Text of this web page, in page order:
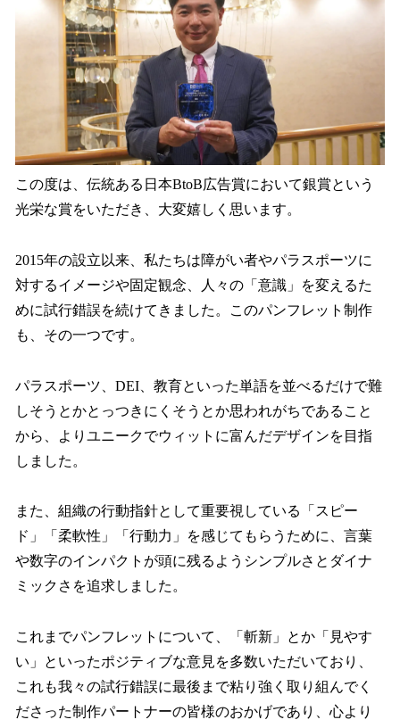
この度は、伝統ある日本BtoB広告賞において銀賞という
光栄な賞をいただき、大変嬉しく思います。
2015年の設立以来、私たちは障がい者やパラスポーツに
対するイメージや固定観念、人々の「意識」を変えるた
めに試行錯誤を続けてきました。このパンフレット制作
も、その一つです。
パラスポーツ、DEI、教育といった単語を並べるだけで難
しそうとかとっつきにくそうとか思われがちであること
から、よりユニークでウィットに富んだデザインを目指
しました。
また、組織の行動指針として重要視している「スピー
ド」「柔軟性」「行動力」を感じてもらうために、言葉
や数字のインパクトが頭に残るようシンプルさとダイナ
ミックさを追求しました。
これまでパンフレットについて、「斬新」とか「見やす
い」といったポジティブな意見を多数いただいており、
これも我々の試行錯誤に最後まで粘り強く取り組んでく
ださった制作パートナーの皆様のおかげであり、心より